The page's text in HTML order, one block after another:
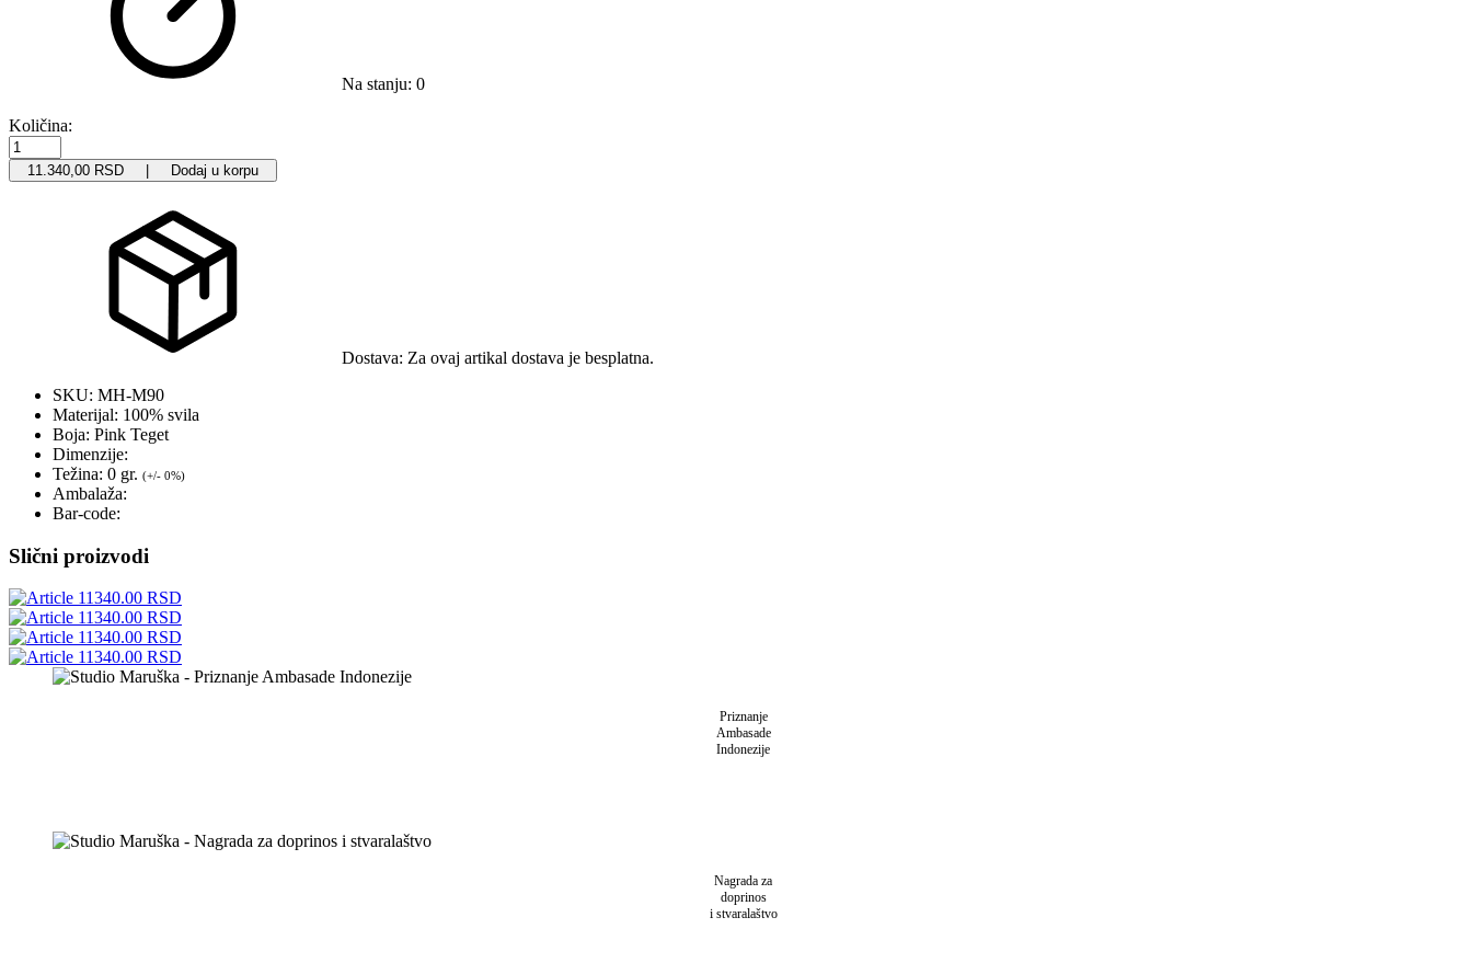
Na stanju: 0
Količina:
11.340,00 RSD | Dodaj u korpu
Dostava: Za ovaj artikal dostava je besplatna.
SKU: MH-M90
Materijal: 100% svila
Boja: Pink Teget
Dimenzije:
Težina: 0 gr. (+/- 0%)
Ambalaža:
Bar-code:
Slični proizvodi
11340.00 RSD
11340.00 RSD
11340.00 RSD
11340.00 RSD
Priznanje
Ambasade
Indonezije
Nagrada za
doprinos
i stvaralaštvo